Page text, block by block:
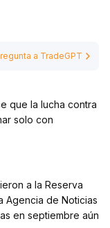
a TradeGPT
que la lucha contra
solo con
a la Reserva
Agencia de Noticias
en septiembre aún